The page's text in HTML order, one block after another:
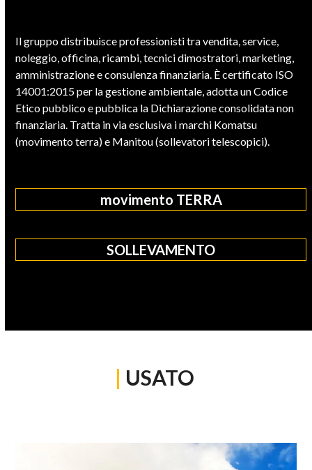
Il gruppo distribuisce professionisti tra vendita, service,
noleggio, officina, ricambi, tecnici dimostratori, marketing,
amministrazione e consulenza finanziaria. È certificato ISO
14001:2015 per la gestione ambientale, adotta un Codice
Etico pubblico e pubblica la Dichiarazione consolidata non
finanziaria. Tratta in via esclusiva i marchi Komatsu
(movimento terra) e Manitou (sollevatori telescopici).
movimento TERRA
SOLLEVAMENTO
| USATO